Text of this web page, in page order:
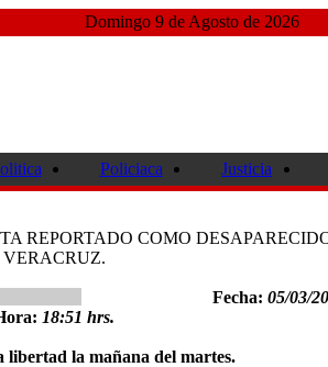
Domingo 9 de Agosto de 2026
Policiaca Justicia
REPORTADO COMO
VERACRUZ.
Fecha: 05/03/
18:51 hrs.
libertad la mañana del martes.